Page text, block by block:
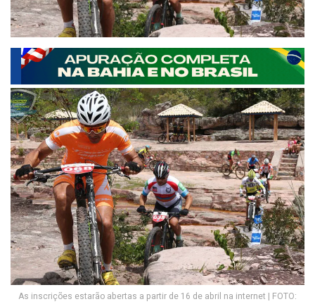
As inscrições estarão abertas a partir de 16 de abril na internet | FOTO: